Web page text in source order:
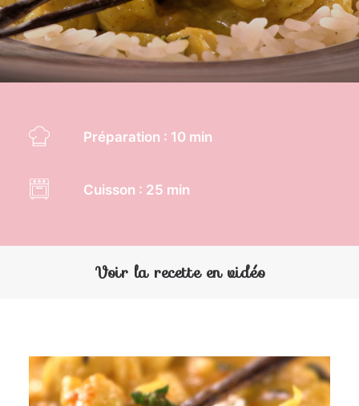
Préparation : 10 min
Cuisson : 25 min
Voir la recette en vidéo